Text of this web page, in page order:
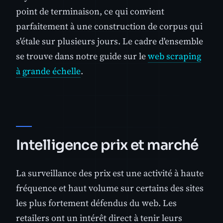
point de terminaison, ce qui convient
parfaitement à une construction de corpus qui
s'étale sur plusieurs jours. Le cadre d'ensemble
se trouve dans notre guide sur leweb scraping
à grande échelle.
Intelligence prix et marché
La surveillance des prix est une activité à haute
fréquence et haut volume sur certains des sites
les plus fortement défendus du web. Les
retailers ont un intérêt direct à tenir leurs